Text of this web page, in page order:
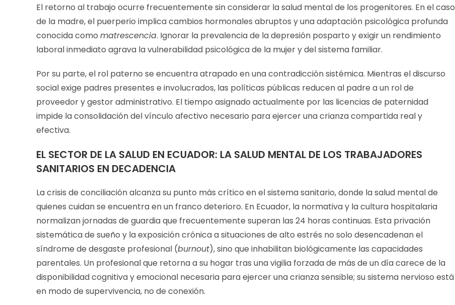
El retorno al trabajo ocurre frecuentemente sin considerar la salud mental de los progenitores. En el caso
de la madre, el puerperio implica cambios hormonales abruptos y una adaptación psicológica profunda
conocida como matrescencia. Ignorar la prevalencia de la depresión posparto y exigir un rendimiento
laboral inmediato agrava la vulnerabilidad psicológica de la mujer y del sistema familiar.
Por su parte, el rol paterno se encuentra atrapado en una contradicción sistémica. Mientras el discurso
social exige padres presentes e involucrados, las políticas públicas reducen al padre a un rol de
proveedor y gestor administrativo. El tiempo asignado actualmente por las licencias de paternidad
impide la consolidación del vínculo afectivo necesario para ejercer una crianza compartida real y
efectiva.
EL SECTOR DE LA SALUD EN ECUADOR: LA SALUD MENTAL DE LOS TRABAJADORES
SANITARIOS EN DECADENCIA
La crisis de conciliación alcanza su punto más crítico en el sistema sanitario, donde la salud mental de
quienes cuidan se encuentra en un franco deterioro. En Ecuador, la normativa y la cultura hospitalaria
normalizan jornadas de guardia que frecuentemente superan las 24 horas continuas. Esta privación
sistemática de sueño y la exposición crónica a situaciones de alto estrés no solo desencadenan el
síndrome de desgaste profesional (burnout), sino que inhabilitan biológicamente las capacidades
parentales. Un profesional que retorna a su hogar tras una vigilia forzada de más de un día carece de la
disponibilidad cognitiva y emocional necesaria para ejercer una crianza sensible; su sistema nervioso está
en modo de supervivencia, no de conexión.